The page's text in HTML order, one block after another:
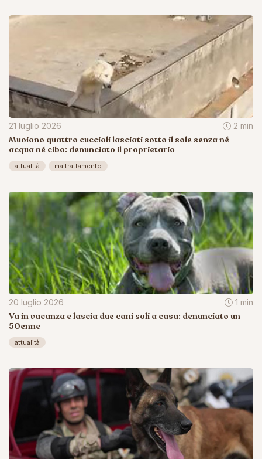
21 luglio 2026 2 min
Muoiono quattro cuccioli lasciati sotto il sole senza né
acqua né cibo: denunciato il proprietario
attualità maltrattamento
20 luglio 2026 1 min
Va in vacanza e lascia due cani soli a casa: denunciato un
50enne
attualità